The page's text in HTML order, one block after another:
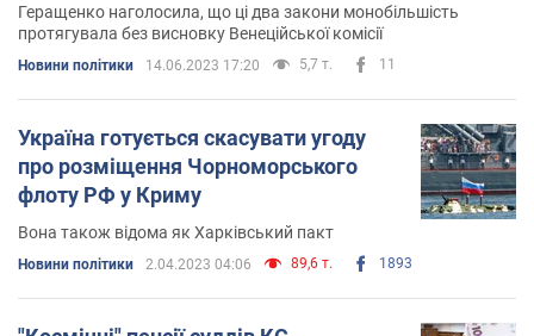
Геращенко наголосила, що ці два закони монобільшість
протягувала без висновку Венеційської комісії
Новини політики 14.06.2023 17:20 5,7 т. 11
Україна готується скасувати угоду
про розміщення Чорноморського
флоту РФ у Криму
Вона також відома як Харківський пакт
Новини політики 2.04.2023 04:06 89,6 т. 1893